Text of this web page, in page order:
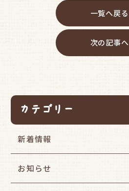
一覧へ戻る
次の記事へ
カテゴリー
新着情報
お知らせ